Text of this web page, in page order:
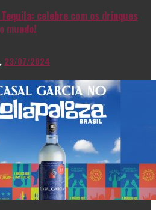
celebre com os drinques
mundo!
, 23/07/2024